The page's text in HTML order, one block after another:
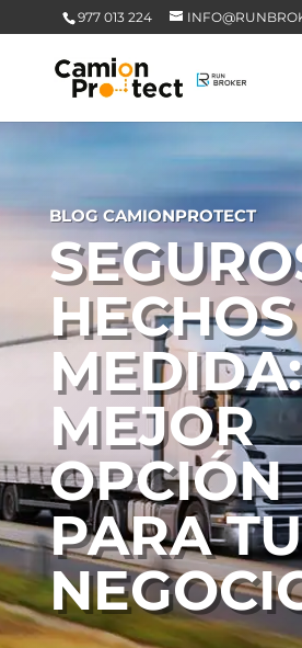
977 013 224
BLOG CAMIONPROTECT
MEJOR
OPCIÓN
PARA TU